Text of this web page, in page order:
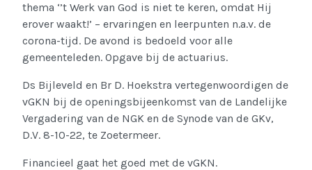
thema ‘’t Werk van God is niet te keren, omdat Hij
erover waakt!’ – ervaringen en leerpunten n.a.v. de
corona-tijd. De avond is bedoeld voor alle
gemeenteleden. Opgave bij de actuarius.
Ds Bijleveld en Br D. Hoekstra vertegenwoordigen de
vGKN bij de openingsbijeenkomst van de Landelijke
Vergadering van de NGK en de Synode van de GKv,
D.V. 8-10-22, te Zoetermeer.
Financieel gaat het goed met de vGKN.